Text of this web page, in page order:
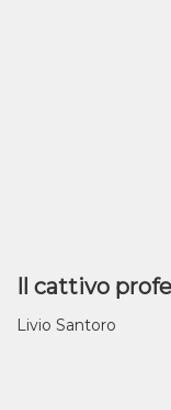
Il cattivo
Livio Santoro